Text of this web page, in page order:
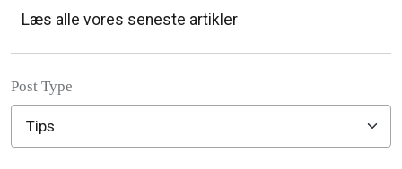
Læs alle vores seneste artikler
Post Type